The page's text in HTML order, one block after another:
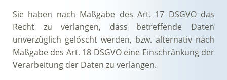
Sie haben nach Maßgabe des Art. 17 DSGVO das
Recht zu verlangen, dass betreffende Daten
unverzüglich gelöscht werden, bzw. alternativ nach
Maßgabe des Art. 18 DSGVO eine Einschränkung der
Verarbeitung der Daten zu verlangen.